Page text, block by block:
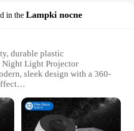
in the Lampki nocne
durable plastic
Night Light Projector
sleek design with a 360-
any room
Perfect for bedrooms,
outdoor spaces